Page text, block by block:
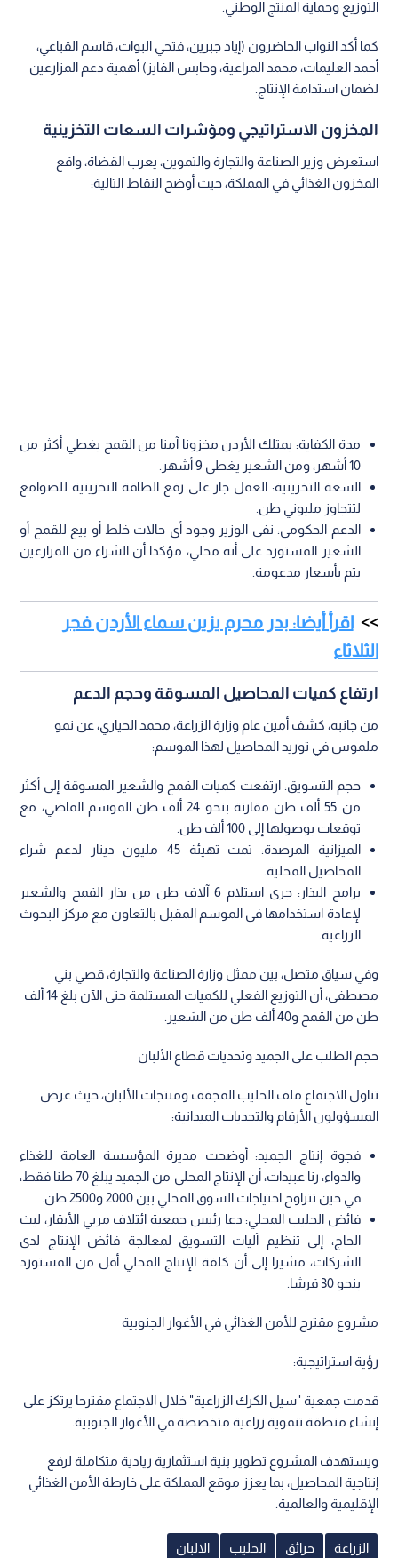
التوزيع وحماية المنتج الوطني.
كما أكد النواب الحاضرون (إياد جبرين، فتحي البوات، قاسم القباعي،
أحمد العليمات، محمد المراعية، وحابس الفايز) أهمية دعم المزارعين
لضمان استدامة الإنتاج.
المخزون الاستراتيجي ومؤشرات السعات التخزينية
استعرض وزير الصناعة والتجارة والتموين، يعرب القضاة، واقع
المخزون الغذائي في المملكة، حيث أوضح النقاط التالية:
مدة الكفاية: يمتلك الأردن مخزونا آمنا من القمح يغطي أكثر من
10 أشهر، ومن الشعير يغطي 9 أشهر.
السعة التخزينية: العمل جار على رفع الطاقة التخزينية للصوامع
لتتجاوز مليوني طن.
الدعم الحكومي: نفى الوزير وجود أي حالات خلط أو بيع للقمح أو
الشعير المستورد على أنه محلي، مؤكدا أن الشراء من المزارعين
يتم بأسعار مدعومة.
اقرأ أيضا: بدر محرم يزين سماء الأردن فجر
الثلاثاء
ارتفاع كميات المحاصيل المسوقة وحجم الدعم
من جانبه، كشف أمين عام وزارة الزراعة، محمد الحياري، عن نمو
ملموس في توريد المحاصيل لهذا الموسم:
حجم التسويق: ارتفعت كميات القمح والشعير المسوقة إلى أكثر
من 55 ألف طن مقارنة بنحو 24 ألف طن الموسم الماضي، مع
توقعات بوصولها إلى 100 ألف طن.
الميزانية المرصدة: تمت تهيئة 45 مليون دينار لدعم شراء
المحاصيل المحلية.
برامج البذار: جرى استلام 6 آلاف طن من بذار القمح والشعير
لإعادة استخدامها في الموسم المقبل بالتعاون مع مركز البحوث
الزراعية.
وفي سياق متصل، بين ممثل وزارة الصناعة والتجارة، قصي بني
مصطفى، أن التوزيع الفعلي للكميات المستلمة حتى الآن بلغ 14 ألف
طن من القمح و40 ألف طن من الشعير.
حجم الطلب على الجميد وتحديات قطاع الألبان
تناول الاجتماع ملف الحليب المجفف ومنتجات الألبان، حيث عرض
المسؤولون الأرقام والتحديات الميدانية:
فجوة إنتاج الجميد: أوضحت مديرة المؤسسة العامة للغذاء
والدواء، رنا عبيدات، أن الإنتاج المحلي من الجميد يبلغ 70 طنا فقط،
في حين تتراوح احتياجات السوق المحلي بين 2000 و2500 طن.
فائض الحليب المحلي: دعا رئيس جمعية ائتلاف مربي الأبقار، ليث
الحاج، إلى تنظيم آليات التسويق لمعالجة فائض الإنتاج لدى
الشركات، مشيرا إلى أن كلفة الإنتاج المحلي أقل من المستورد
بنحو 30 قرشا.
مشروع مقترح للأمن الغذائي في الأغوار الجنوبية
رؤية استراتيجية:
قدمت جمعية "سيل الكرك الزراعية" خلال الاجتماع مقترحا يرتكز على
إنشاء منطقة تنموية زراعية متخصصة في الأغوار الجنوبية.
ويستهدف المشروع تطوير بنية استثمارية ريادية متكاملة لرفع
إنتاجية المحاصيل، بما يعزز موقع المملكة على خارطة الأمن الغذائي
الإقليمية والعالمية.
الزراعة حرائق الحليب الالبان